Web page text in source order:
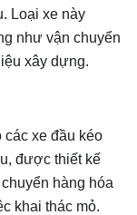
Loại xe này
như vận chuyển
xây dựng.
các xe đầu kéo
được thiết kế
hàng hóa
khai thác mỏ.